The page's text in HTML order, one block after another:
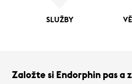
SLUŽBY
Založte si Endorphin pas a